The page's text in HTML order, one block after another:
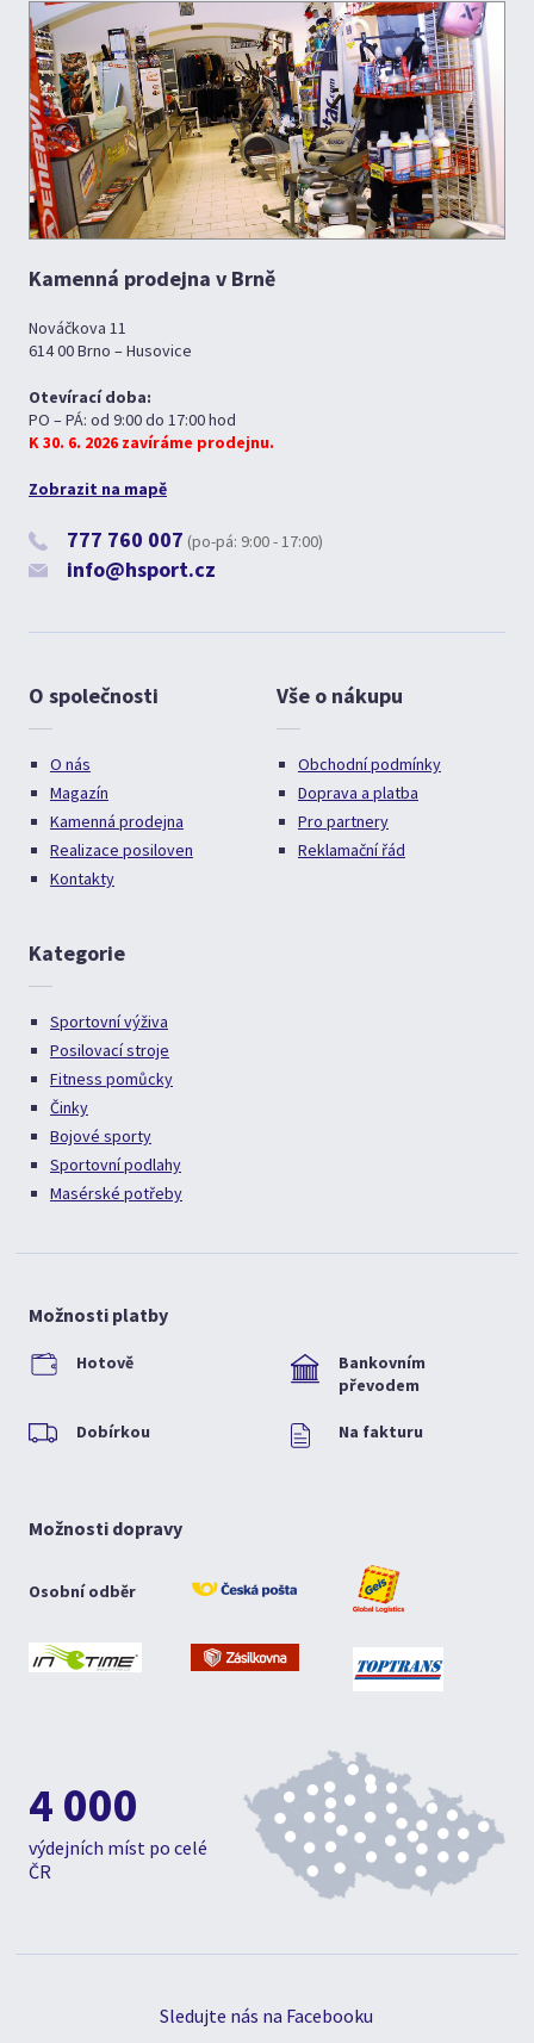
Kamenná prodejna v Brně
Nováčkova 11
614 00 Brno – Husovice
Otevírací doba:
PO – PÁ: od 9:00 do 17:00 hod
K 30. 6. 2026 zavíráme prodejnu.
Zobrazit na mapě
777 760 007 (po-pá: 9:00 - 17:00)
info@hsport.cz
O společnosti
O nás
Magazín
Kamenná prodejna
Realizace posiloven
Kontakty
Vše o nákupu
Obchodní podmínky
Doprava a platba
Pro partnery
Reklamační řád
Kategorie
Sportovní výživa
Posilovací stroje
Fitness pomůcky
Činky
Bojové sporty
Sportovní podlahy
Masérské potřeby
Možnosti platby
Hotově
Bankovním
převodem
Dobírkou Na fakturu
Možnosti dopravy
Osobní odběr
4 000
výdejních míst po celé
ČR
Sledujte nás na Facebooku